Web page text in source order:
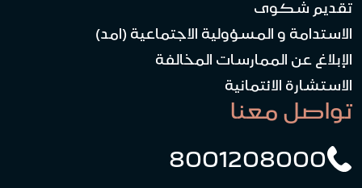
تقديم شكوى
الاستدامة و المسؤولية الاجتماعية (امد)
الإبلاغ عن الممارسات المخالفة
الاستشارة الائتمانية
تواصل معنا
8001208000